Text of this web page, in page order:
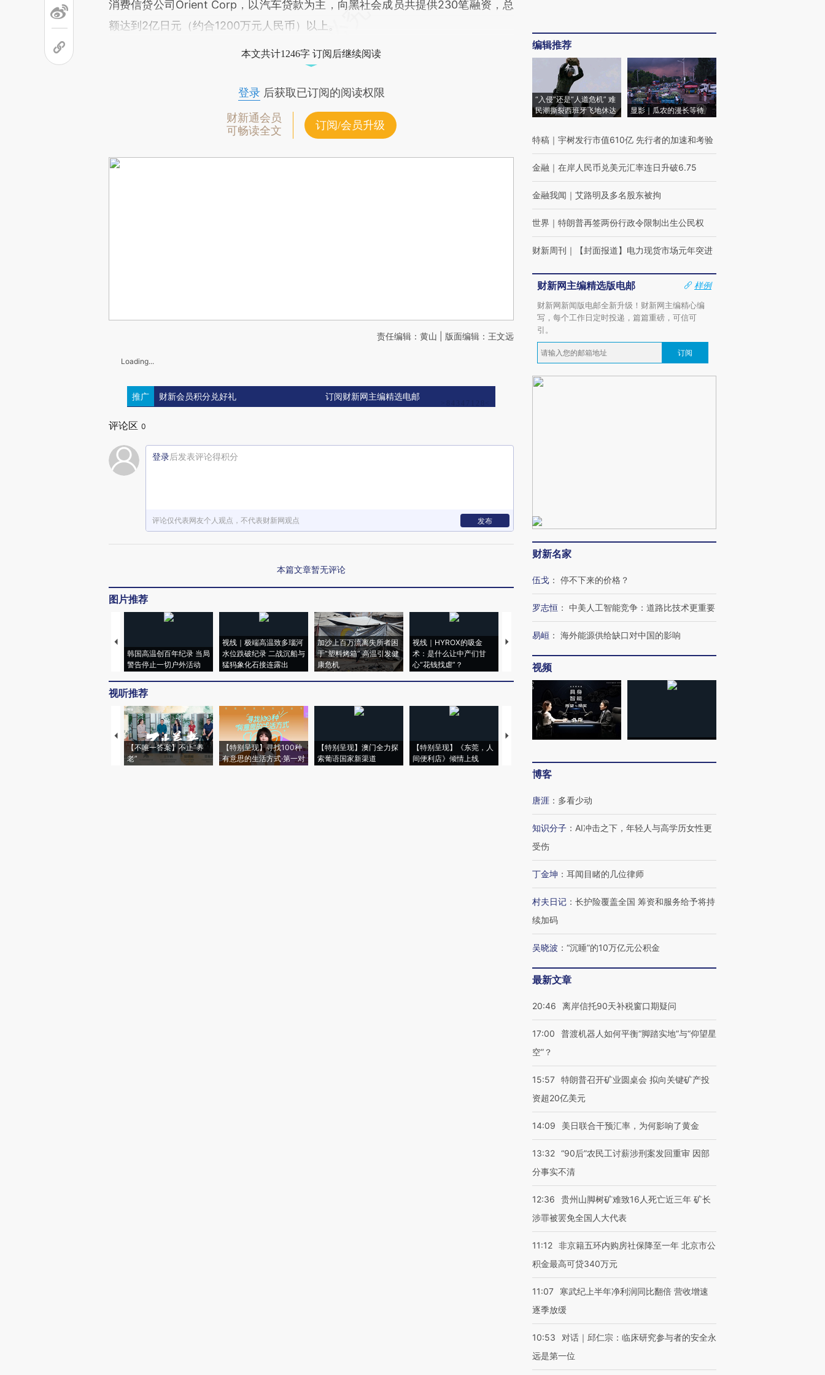
消费信贷公司Orient Corp，以汽车贷款为主，向黑社会成员共提供230笔融资，总
额达到2亿日元（约合1200万元人民币）以上。
本文共计1246字 订阅后继续阅读
登录后获取已订阅的阅读权限
财新通会员
可畅读全文
订阅/会员升级
责任编辑：黄山 | 版面编辑：王文远
Loading...
推广 财新会员积分兑好礼 订阅财新网主编精选电邮
评论区 0
登录后发表评论得积分
评论仅代表网友个人观点，不代表财新网观点 发布
本篇文章暂无评论
图片推荐
韩国高温创百年纪录 当局
警告停止一切户外活动
视线｜极端高温致多瑙河
水位跌破纪录 二战沉船与
猛犸象化石接连露出
加沙上百万流离失所者困
于“塑料烤箱” 高温引发健
康危机
视线｜HYROX的吸金
术：是什么让中产们甘
心“花钱找虐”？
马航飞行员跨国走私7万
粒摇头丸 尿检体内含3种
视线｜被称为“蟑螂”的印
度Z世代 用街头抗争将教
机”？难民潮撕裂西班牙
视听推荐
【不唯一答案】不止“养
老”
【特别呈现】寻找100种
有意思的生活方式·第一对
【特别呈现】澳门全力探
索葡语国家新渠道
【特别呈现】《东莞，人
间便利店》倾情上线
【推广】走进第四届链博
【商旅对话】华住集团
编辑推荐
“入侵”还是“人道危机” 难
民潮撕裂西班牙飞地休达
显影｜瓜农的漫长等待
特稿 ｜ 宇树发行市值610亿 先行者的加速和考验
金融 ｜ 在岸人民币兑美元汇率连日升破6.75
金融我闻 ｜ 艾路明及多名股东被拘
世界 ｜ 特朗普再签两份行政令限制出生公民权
财新周刊 ｜ 【封面报道】电力现货市场元年突进
财新网主编精选版电邮
样例
财新网新闻版电邮全新升级！财新网主编精心编
写，每个工作日定时投递，篇篇重磅，可信可
引。
订阅
财新名家
伍戈 ： 停不下来的价格？
罗志恒 ： 中美人工智能竞争：道路比技术更重要
易峘 ： 海外能源供给缺口对中国的影响
视频
博客
唐涯 ： 多看少动
知识分子 ： AI冲击之下，年轻人与高学历女性更
受伤
丁金坤 ： 耳闻目睹的几位律师
村夫日记 ： 长护险覆盖全国 筹资和服务给予将持
续加码
吴晓波 ： “沉睡”的10万亿元公积金
最新文章
20:46 离岸信托90天补税窗口期疑问
17:00
普渡机器人如何平衡“脚踏实地”与“仰望星
空”？
15:57 特朗普召开矿业圆桌会 拟向关键矿产投
资超20亿美元
14:09 美日联合干预汇率，为何影响了黄金
13:32 “90后”农民工讨薪涉刑案发回重审 因部
分事实不清
12:36
贵州山脚树矿难致16人死亡近三年 矿长
涉罪被罢免全国人大代表
11:12 非京籍五环内购房社保降至一年 北京市公
积金最高可贷340万元
11:07
寒武纪上半年净利润同比翻倍 营收增速
逐季放缓
10:53
对话｜邱仁宗：临床研究参与者的安全永
远是第一位